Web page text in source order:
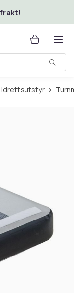
frakt!
idrettsutstyr